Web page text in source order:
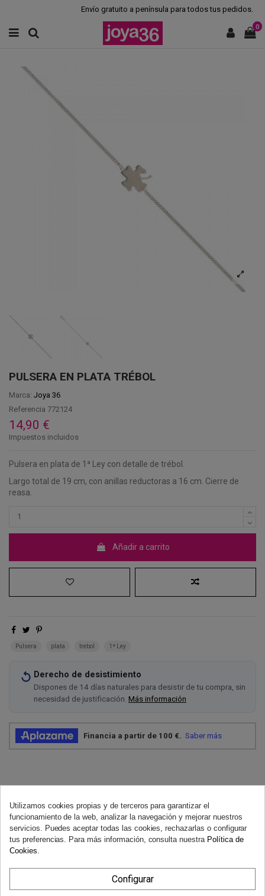
Envío gratuito a península para todos tus pedidos.
0
PULSERA EN PLATA TRÉBOL
Marca: Joya 36
Referencia 772124
14,90 €
Impuestos incluidos
Pulsera en plata de 1ª Ley con detalle de trébol.
Largo total de 19 cm, con anillas reductoras a 16 cm. Cierre de
reasa.
Añadir a carrito
Pulsera plata trebol 1ª Ley
Derecho de desistimiento
Dispones de 14 días naturales para desistir de tu compra, sin
necesidad de justificación. Más información
Reviews (0)
Utilizamos cookies propias y de terceros para garantizar el
funcionamiento de la web, analizar la navegación y mejorar nuestros
servicios. Puedes aceptar todas las cookies, rechazarlas o configurar
tus preferencias. Para más información, consulta nuestra Política de
Cookies
Configurar